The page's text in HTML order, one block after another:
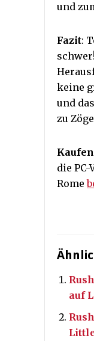
und
Fazit:
keine
und
zu
Kaufen
die
Rome
auf